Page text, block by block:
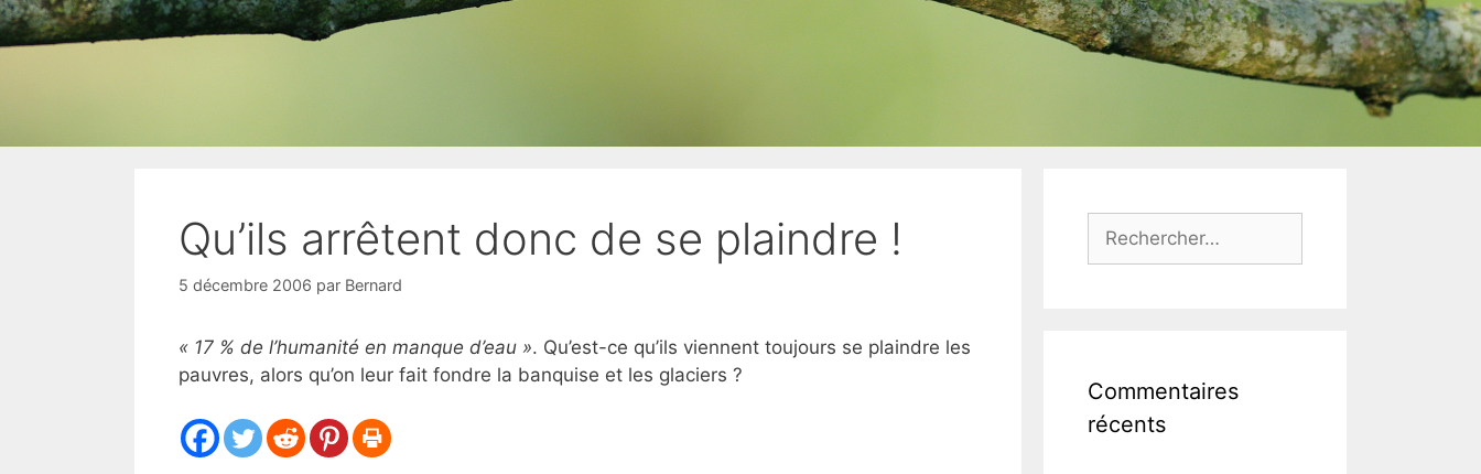
Qu’ils arrêtent donc de se plaindre !
5 décembre 2006 par Bernard
« 17 % de l’humanité en manque d’eau ». Qu’est-ce qu’ils viennent toujours se plaindre les
pauvres, alors qu’on leur fait fondre la banquise et les glaciers ?
Commentaires
récents